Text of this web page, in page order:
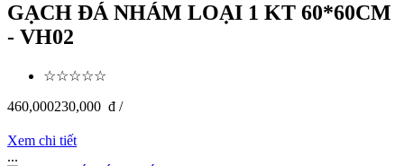
GẠCH ĐÁ NHÁM LOẠI 1 KT 60*60CM
- VH02
☆☆☆☆☆
460,000230,000 đ /
Xem chi tiết
...